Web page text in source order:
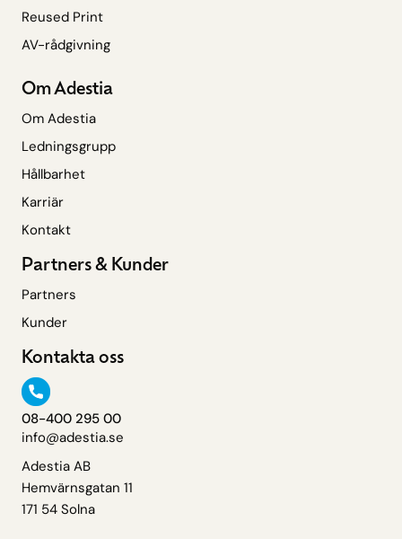
Reused Print
AV-rådgivning
Om Adestia
Om Adestia
Ledningsgrupp
Hållbarhet
Karriär
Kontakt
Partners & Kunder
Partners
Kunder
Kontakta oss
08-400 295 00
info@adestia.se
Adestia AB
Hemvärnsgatan 11
171 54 Solna